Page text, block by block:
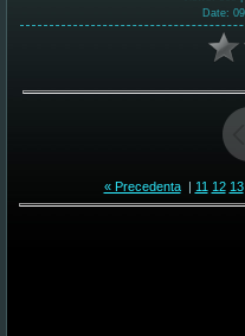
Date:
« Precedenta| 11 12 13